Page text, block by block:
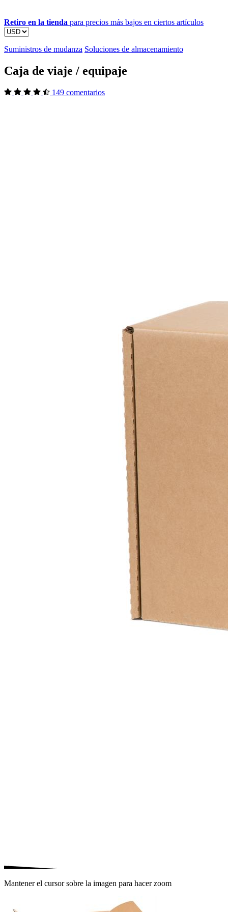
Retiro en la tienda para precios más bajos en ciertos artículos
Suministros de mudanza Soluciones de almacenamiento
Caja de viaje / equipaje
149 comentarios
Mantener el cursor sobre la imagen para hacer zoom